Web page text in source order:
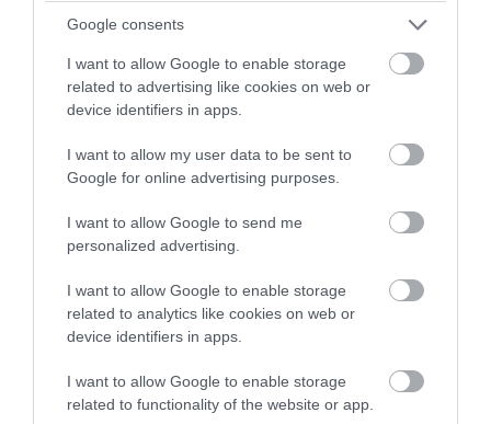
Google consents
I want to allow Google to enable storage
related to advertising like cookies on web or
device identifiers in apps.
I want to allow my user data to be sent to
Google for online advertising purposes.
I want to allow Google to send me
personalized advertising.
I want to allow Google to enable storage
related to analytics like cookies on web or
device identifiers in apps.
I want to allow Google to enable storage
related to functionality of the website or app.
PRONEWS.GR /ΕΝΟΠΛΕΣ ΣΥΓΚΡΟΥΣΕΙΣ
«Μούδιασε» η Naftogaz που βλέπει κρύο
χειμώνα στο Κίεβο: Οι Ρώσοι διέλυσαν 7
κολοσσού!
07.08.2026 | 21:44